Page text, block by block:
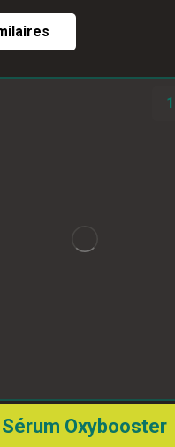
Sérum Oxybooster